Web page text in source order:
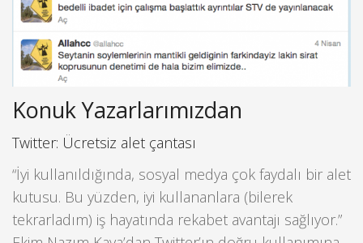
Konuk Yazarlarımızdan
Twitter: Ücretsiz alet çantası
“İyi kullanıldığında, sosyal medya çok faydalı bir alet
kutusu. Bu yüzden, iyi kullananlara (bilerek
tekrarladım) iş hayatında rekabet avantajı sağlıyor.”